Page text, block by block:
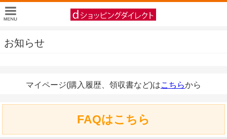
お知らせ
マイページ(購入履歴、領収書など)はこちらから
FAQはこちら